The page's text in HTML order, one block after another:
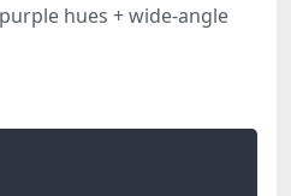
hues + wide-angle